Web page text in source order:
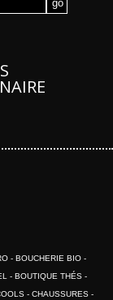
BOUCHERIE BIO
BOUTIQUE THÉS
CHAUSSURES